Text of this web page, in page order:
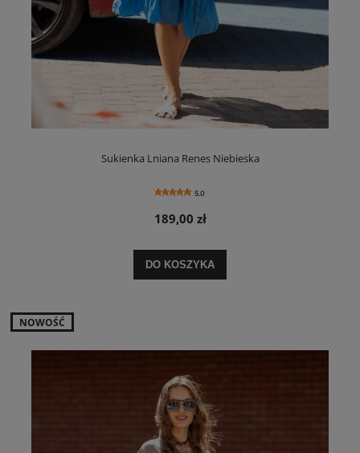
Sukienka Lniana Renes Niebieska
5.0
189,00 zł
DO KOSZYKA
NOWOŚĆ